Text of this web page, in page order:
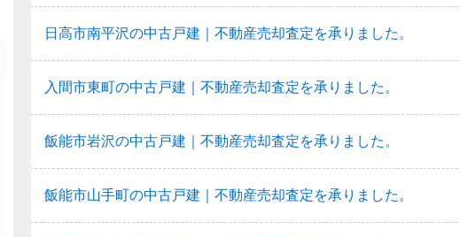
日高市南平沢の中古戸建｜不動産売却査定を承りました。
入間市東町の中古戸建｜不動産売却査定を承りました。
飯能市岩沢の中古戸建｜不動産売却査定を承りました。
飯能市山手町の中古戸建｜不動産売却査定を承りました。